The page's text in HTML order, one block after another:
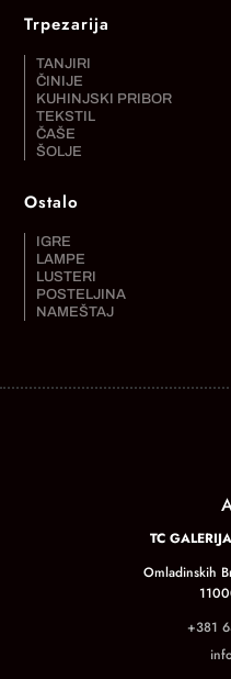
Trpezarija
TANJIRI
ČINIJE
KUHINJSKI PRIBOR
TEKSTIL
ČAŠE
ŠOLJE
Ostalo
IGRE
LAMPE
LUSTERI
POSTELJINA
NAMEŠTAJ
TC
Omladinskih
+381